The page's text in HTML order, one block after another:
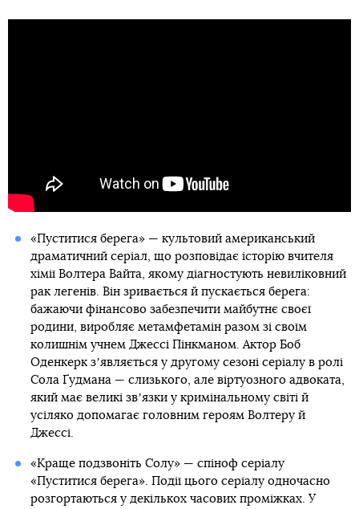
«Пуститися берега» — культовий американський
драматичний серіал, що розповідає історію вчителя
хімії Волтера Вайта, якому діагностують невиліковний
рак легенів. Він зривається й пускається берега:
бажаючи фінансово забезпечити майбутнє своєї
родини, виробляє метамфетамін разом зі своїм
колишнім учнем Джессі Пінкманом. Актор Боб
Оденкерк зʼявляється у другому сезоні серіалу в ролі
Сола Ґудмана — слизького, але віртуозного адвоката,
який має великі звʼязки у кримінальному світі й
усіляко допомагає головним героям Волтеру й
Джессі.
«Краще подзвоніть Солу» — спіноф серіалу
«Пуститися берега». Події цього серіалу одночасно
розгортаються у декількох часових проміжках. У